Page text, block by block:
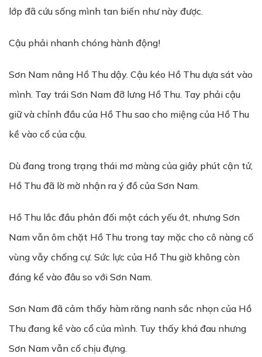
lớp đã cứu sống mình tan biến như này được.
Cậu phải nhanh chóng hành động!
Sơn Nam nâng Hồ Thu dậy. Cậu kéo Hồ Thu dựa sát vào
mình. Tay trái Sơn Nam đỡ lưng Hồ Thu. Tay phải cậu
giữ và chỉnh đầu của Hồ Thu sao cho miệng của Hồ Thu
kề vào cổ của cậu.
Dù đang trong trạng thái mơ màng của giây phút cận tử,
Hồ Thu đã lờ mờ nhận ra ý đồ của Sơn Nam.
Hồ Thu lắc đầu phản đối một cách yếu ớt, nhưng Sơn
Nam vẫn ôm chặt Hồ Thu trong tay mặc cho cô nàng cố
vùng vẫy chống cự. Sức lực của Hồ Thu giờ không còn
đáng kể vào đâu so với Sơn Nam.
Sơn Nam đã cảm thấy hàm răng nanh sắc nhọn của Hồ
Thu đang kề vào cổ của mình. Tuy thấy khá đau nhưng
Sơn Nam vẫn cố chịu đựng.